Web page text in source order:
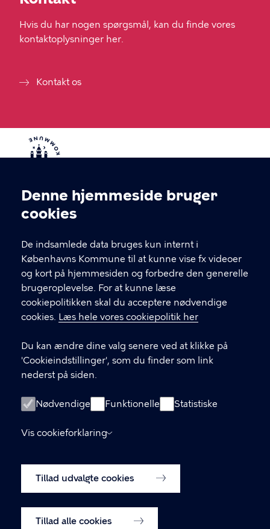
Cookieindstillinger
Denne hjemmeside bruger
cookies
De indsamlede data bruges kun internt i
Københavns Kommune til at kunne vise fx videoer
og kort på hjemmesiden og forbedre den generelle
brugeroplevelse. For at kunne læse
cookiepolitikken skal du acceptere nødvendige
cookies. Læs hele vores cookiepolitik her
Du kan ændre dine valg senere ved at klikke på
'Cookieindstillinger', som du finder som link
nederst på siden.
Nødvendige Funktionelle Statistiske
Vis cookieforklaring
Tillad udvalgte cookies
Tillad alle cookies
Hvis du har nogen spørgsmål, kan du finde vores
kontaktoplysninger her.
Kontakt os
Vi har åben 24 timer i døgnet alle årets dage, og du
kan altid kontakte Den Sociale Døgnvagt ved at
møde op på Åboulevard 38, via telefon eller på mail.
KONTAKT
Åboulevard 38, 2200 København
dsd@kk.dk
LINKS
Anonymitet, når du henvender dig
Cookiepolitik